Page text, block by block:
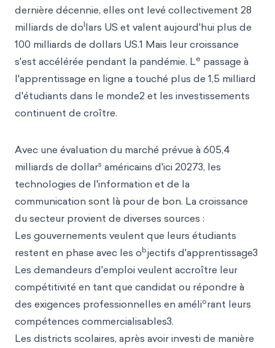
dernière décennie, elles ont levé collectivement 28
milliards de dollars US et valent aujourd'hui plus de
100 milliards de dollars US.1 Mais leur croissance
s'est accélérée pendant la pandémie. Le passage à
l'apprentissage en ligne a touché plus de 1,5 milliard
d'étudiants dans le monde2 et les investissements
continuent de croître.
Avec une évaluation du marché prévue à 605,4
milliards de dollars américains d'ici 20273, les
technologies de l'information et de la
communication sont là pour de bon. La croissance
du secteur provient de diverses sources :
Les gouvernements veulent que leurs étudiants
restent en phase avec les objectifs d'apprentissage3
Les demandeurs d'emploi veulent accroître leur
compétitivité en tant que candidat ou répondre à
des exigences professionnelles en améliorant leurs
compétences commercialisables3.
Les districts scolaires, après avoir investi de manière